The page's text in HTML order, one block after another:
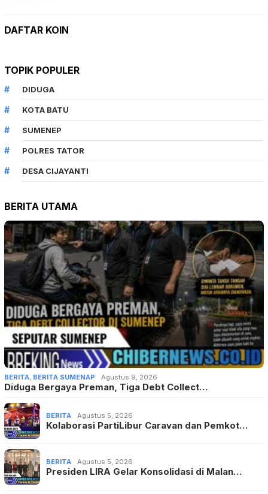
DAFTAR KOIN
TOPIK POPULER
DIDUGA
KOTA BATU
SUMENEP
POLRES TATOR
DESA CIJAYANTI
BERITA UTAMA
BERITA BERITA SUMENAP Agustus 9, 2026
Diduga Bergaya Preman, Tiga Debt Collect…
BERITA Agustus 5, 2026
Kolaborasi PartiLibur Caravan dan Pemkot…
BERITA Agustus 5, 2026
Presiden LIRA Gelar Konsolidasi di Malan…